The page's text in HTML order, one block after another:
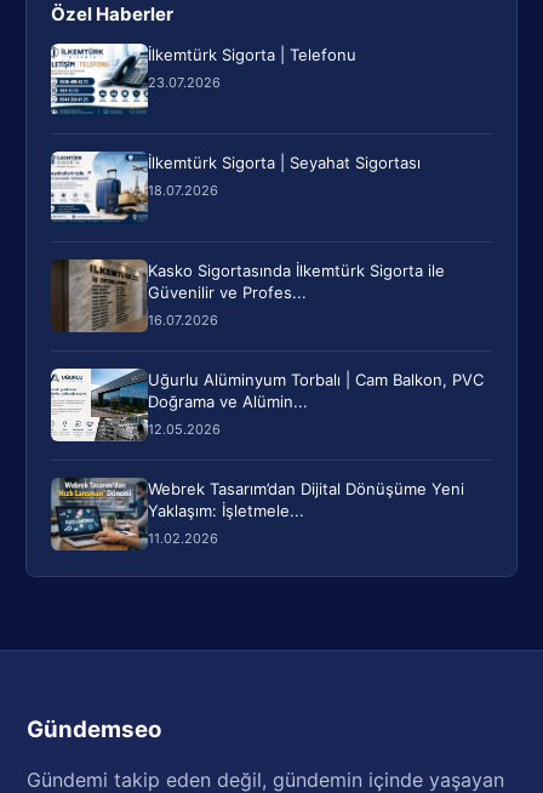
Özel Haberler
İlkemtürk Sigorta | Telefonu
23.07.2026
İlkemtürk Sigorta | Seyahat Sigortası
18.07.2026
Kasko Sigortasında İlkemtürk Sigorta ile
Güvenilir ve Profes...
16.07.2026
Uğurlu Alüminyum Torbalı | Cam Balkon, PVC
Doğrama ve Alümin...
12.05.2026
Webrek Tasarım’dan Dijital Dönüşüme Yeni
Yaklaşım: İşletmele...
11.02.2026
Gündemseo
Gündemi takip eden değil, gündemin içinde yaşayan